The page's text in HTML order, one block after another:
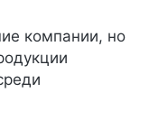
компании, но